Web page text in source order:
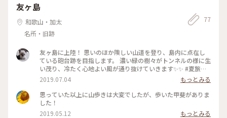
紀白浜 #白浜町 #旅 #三段壁 2025/5/3
友ヶ島
和歌山・加太
名所・旧跡
77
友ヶ島に上陸！ 思いのほか険しい山道を登り、島内に点在し
ている砲台跡を目指します。 濃い緑の樹々がトンネルの様に生
い茂り、冷たく心地よい風が通り抜けていきます✨✨ #夏旅
2019 #ことりっぷ和歌山 #友ヶ島
2019.07.04
もっとみる
思っていた以上に山歩きは大変でしたが、歩いた甲斐がありま
した！
2019.05.12
もっとみる